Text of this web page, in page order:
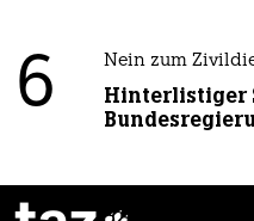
6 Nein zum
Hinterlistiger